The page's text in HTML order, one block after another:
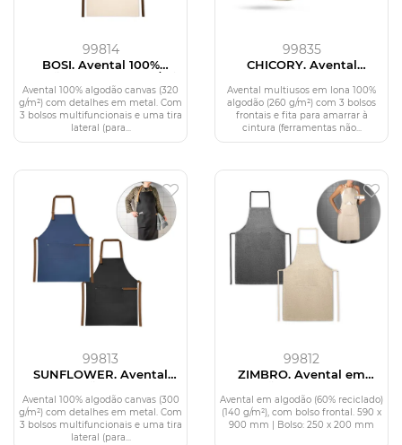
99814
BOSI. Avental 100%
algodão canvas (320 g/m²)
Avental 100% algodão canvas (320
g/m²) com detalhes em metal. Com
3 bolsos multifuncionais e uma tira
lateral (para...
99835
CHICORY. Avental
algodão (260 g/m²)
Avental multiusos em lona 100%
algodão (260 g/m²) com 3 bolsos
frontais e fita para amarrar à
cintura (ferramentas não...
99813
SUNFLOWER. Avental
g/m²)
Avental 100% algodão canvas (300
g/m²) com detalhes em metal. Com
3 bolsos multifuncionais e uma tira
lateral (para...
99812
ZIMBRO. Avental em
(140g/m²)
Avental em algodão (60% reciclado)
(140 g/m²), com bolso frontal. 590 x
900 mm | Bolso: 250 x 200 mm